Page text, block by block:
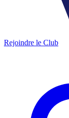
Rejoindre le Club